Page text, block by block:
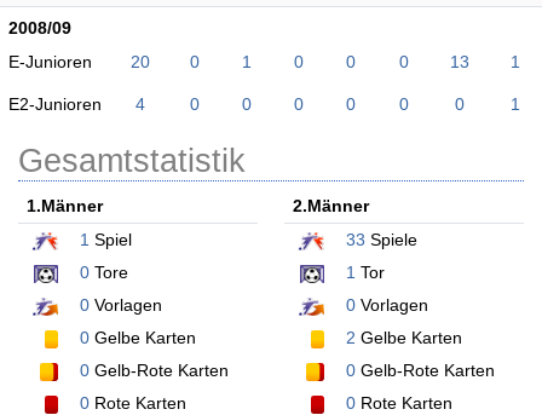
2008/09
E-Junioren
20 0 1 0 0 0 13 1
E2-Junioren 4 0 0 0 0 0 0 1
Gesamtstatistik
1.Männer
1 Spiel
0 Tore
0 Vorlagen
0 Gelbe Karten
0 Gelb-Rote Karten
0 Rote Karten
2.Männer
33 Spiele
1 Tor
0Vorlagen
2 Gelbe Karten
0Gelb-Rote Karten
0Rote Karten